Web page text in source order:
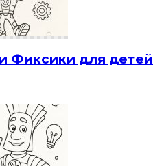
Фиксики для детей